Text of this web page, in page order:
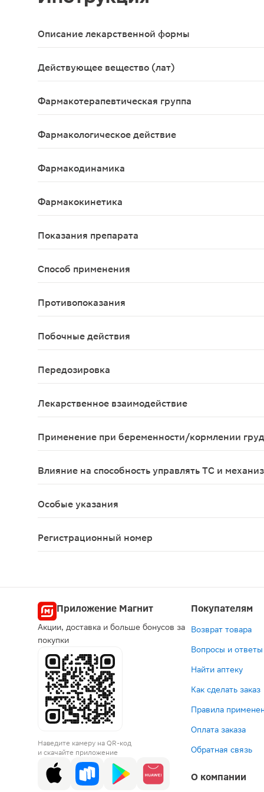
Описание лекарственной формы
Капсулы овальные, с полупрозрачной
Действующее вещество (лат)
Фармакотерапевтическая группа
Фармакологическое действие
НПВС, производное фенилпропионовой
Фармакодинамика
Фармакокинетика
При приеме внутрь ибупрофен практически
Показания препарата
Симптоматическое лечение в качестве
Способ применения
Противопоказания
Повышенная чувствительность к ибупрофену;
Побочные действия
Передозировка
Лекарственное взаимодействие
Применение при беременности/кормлении
Влияние на способность управлять ТС и
Особые указания
Регистрационный номер
Приложение Магнит
Акции, доставка и больше бонусов за
покупки
Наведите камеру на QR-код
и скачайте приложение
Покупателям
Возврат товара
Вопросы и ответы
Найти аптеку
Как сделать заказ
Правила
Оплата заказа
Обратная связь
О компании